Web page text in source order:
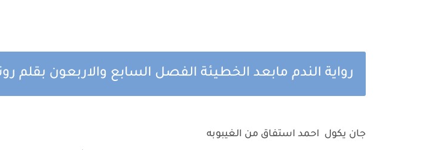
رواية الندم مابعد الخطيئة الفصل السابع والاربعون بقلم
جان يكول احمد استفاق من الغيبوبه